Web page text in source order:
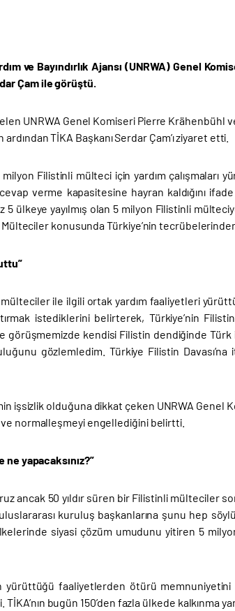
ve Bayındırlık Ajansı (UNRWA) Genel
Çam ile görüştü.
UNRWA Genel Komiseri Pierre
ardından TİKA Başkanı Serdar Çam’ı ziyaret etti.
Filistinli mülteci için yardım çalışmaları
verme kapasitesine hayran kaldığını
5 ülkeye yayılmış olan 5 milyon Filistinli
konusunda Türkiye’nin
ile ilgili ortak yardım faaliyetleri
istediklerini belirterek, Türkiye’nin Filistin
görüşmemizde kendisi Filistin dendiğinde Türk
gözlemledim. Türkiye Filistin Davası’na
işsizlik olduğuna dikkat çeken UNRWA Genel
ve normalleşmeyi engellediğini belirtti.
yapacaksınız?”
ancak 50 yıldır süren bir Filistinli mülteciler
kuruluş başkanlarına şunu hep
siyasi çözüm umudunu yitiren 5
yürüttüğü faaliyetlerden ötürü
bugün 150’den fazla ülkede kalkınma